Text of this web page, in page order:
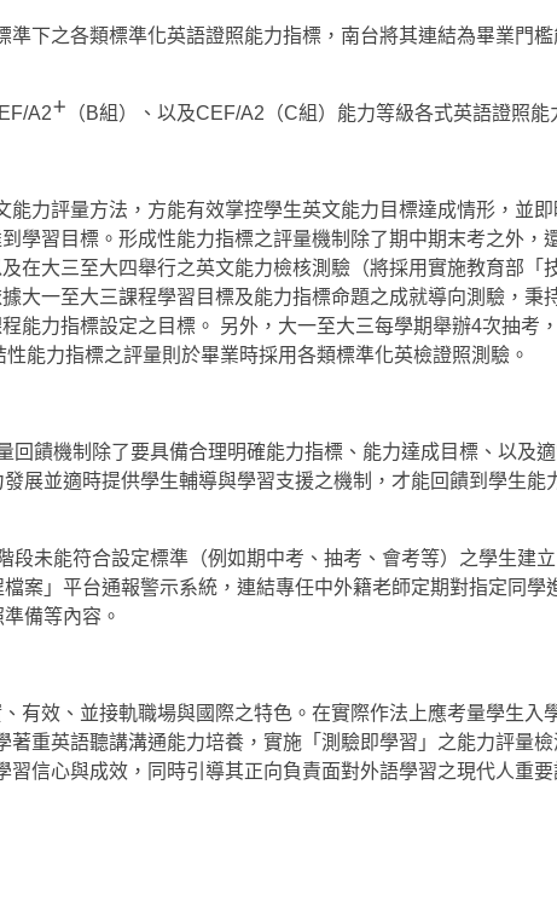
下之各類標準化英語證照能力指標，南台將其連結為畢業門檻
A2＋ （B組）、以及CEF/A2（C組）能力等級各式英語證照能
能力評量方法，方能有效掌控學生英文能力目標達成情形，並
學習目標。形成性能力指標之評量機制除了期中期末考之外，
在大三至大四舉行之英文能力檢核測驗（將採用實施教育部「
大一至大三課程學習目標及能力指標命題之成就導向測驗，秉
能力指標設定之目標。 另外，大一至大三每學期舉辦4次抽考
能力指標之評量則於畢業時採用各類標準化英檢證照測驗。
回饋機制除了要具備合理明確能力指標、能力達成目標、以及
展並適時提供學生輔導與學習支援之機制，才能回饋到學生能
段未能符合設定標準（例如期中考、抽考、會考等）之學生建
案」平台通報警示系統，連結專任中外籍老師定期對指定同學
備等內容。
有效、並接軌職場與國際之特色。在實際作法上應考量學生入
著重英語聽講溝通能力培養，實施「測驗即學習」之能力評量
信心與成效，同時引導其正向負責面對外語學習之現代人重要